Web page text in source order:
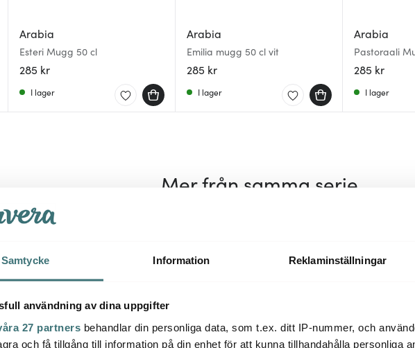
Samtycke Information Reklaminställningar
användning av dina uppgifter
27 partners behandlar din personliga data, som t.ex. ditt IP-nummer, och
och få tillgång till information på din enhet för att kunna tillhandahålla personliga
Arabia
Esteri Mugg 50 cl
285 kr
I lager
Arabia
Emilia mugg 50 cl vit
285 kr
I lager
Arabia
Pastoraali
285 kr
I lager
Mer från samma serie